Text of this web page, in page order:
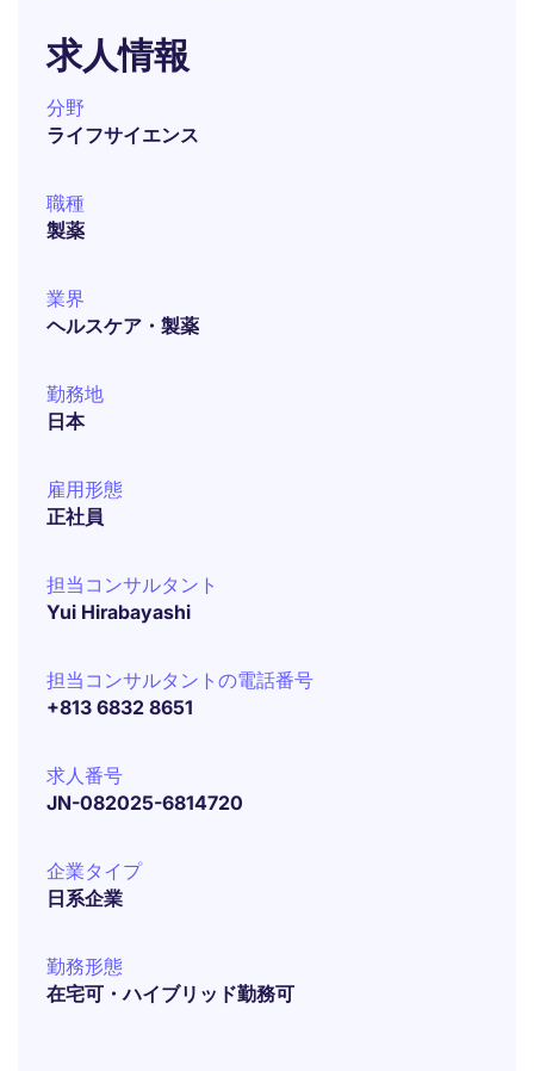
求人情報
分野
ライフサイエンス
職種
製薬
業界
ヘルスケア・製薬
勤務地
日本
雇用形態
正社員
担当コンサルタント
Yui Hirabayashi
担当コンサルタントの電話番号
+813 6832 8651
求人番号
JN-082025-6814720
企業タイプ
日系企業
勤務形態
在宅可・ハイブリッド勤務可